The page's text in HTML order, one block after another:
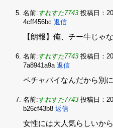
名前: すれすた7743 投稿日：
4cff456bc 返信
【朗報】俺、チー牛じゃ
名前: すれすた7743 投稿日：
7a8941a9a 返信
ペチャパイなんだから別に
名前: すれすた7743 投稿日：
b26cf43b8 返信
女性には大人気らしいか